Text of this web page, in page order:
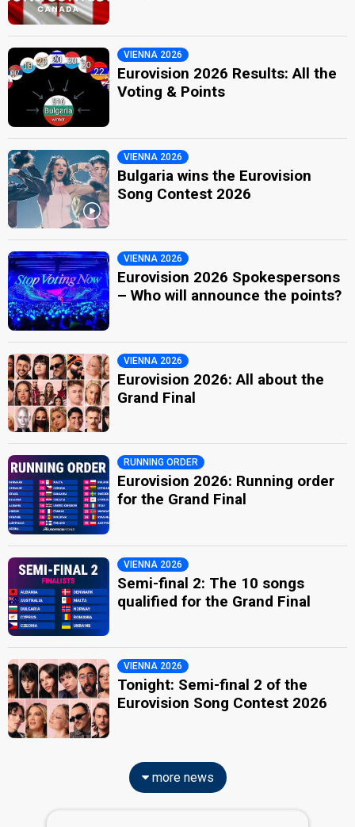
VIENNA 2026
Eurovision 2026 Results: All the
Voting & Points
VIENNA 2026
Bulgaria wins the Eurovision
Song Contest 2026
VIENNA 2026
Eurovision 2026 Spokespersons
– Who will announce the points?
VIENNA 2026
Eurovision 2026: All about the
Grand Final
RUNNING ORDER
Eurovision 2026: Running order
for the Grand Final
VIENNA 2026
Semi-final 2: The 10 songs
qualified for the Grand Final
VIENNA 2026
Tonight: Semi-final 2 of the
Eurovision Song Contest 2026
more news